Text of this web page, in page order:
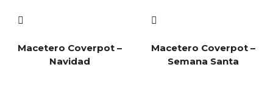
Macetero Coverpot –
Navidad
Macetero Coverpot –
Semana Santa